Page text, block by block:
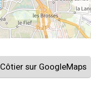
sur GoogleMaps